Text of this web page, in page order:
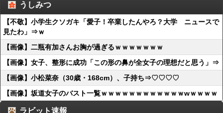
うしみつ
【不敬】小学生クソガキ「愛子！卒業したんやろ？大学 ニュースで
見たわ」⇒ｗ
【画像】二瓶有加さんお胸が過ぎるｗｗｗｗｗｗｗ
【画像】女子、整形に成功「この形の鼻が全女子の理想だと思う」⇒
【画像】小松菜奈（30歳・168cm）、子持ち⇒♡♡♡♡
【画像】坂道女子のバスト一覧ｗｗｗｗｗｗｗｗｗｗｗｗwｗｗｗｗ
ラビット速報